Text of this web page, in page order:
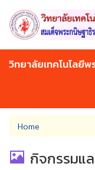
main
content
วิทยาลัยเทคโนโลยี
You
are
here
Home
กิจกรรมแ